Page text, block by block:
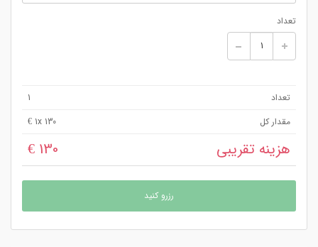
تعداد
تعداد
1
مقدار کل
1x 130 €
هزینه تقریبی 130 €
رزرو کنید